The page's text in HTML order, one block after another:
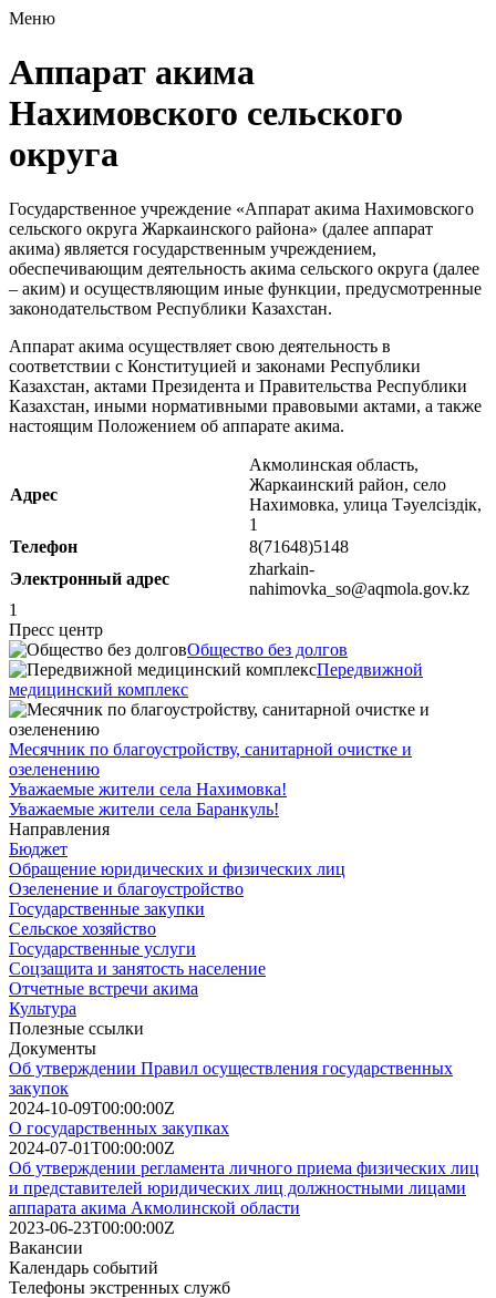
Меню
Аппарат акима
Нахимовского сельского
округа
Государственное учреждение «Аппарат акима Нахимовского
сельского округа Жаркаинского района» (далее аппарат
акима) является государственным учреждением,
обеспечивающим деятельность акима сельского округа (далее
– аким) и осуществляющим иные функции, предусмотренные
законодательством Республики Казахстан.
Аппарат акима осуществляет свою деятельность в
соответствии с Конституцией и законами Республики
Казахстан, актами Президента и Правительства Республики
Казахстан, иными нормативными правовыми актами, а также
настоящим Положением об аппарате акима.
Адрес
Акмолинская область,
Жаркаинский район, село
Нахимовка, улица Тәуелсіздік,
1
Телефон
8(71648)5148
Электронный адрес
zharkain-
nahimovka_so@aqmola.gov.kz
1
Пресс центр
Общество без долгов
Передвижной
медицинский комплекс
Месячник по благоустройству, санитарной очистке и
озеленению
Уважаемые жители села Нахимовка!
Уважаемые жители села Баранкуль!
Направления
Бюджет
Обращение юридических и физических лиц
Озеленение и благоустройство
Государственные закупки
Сельское хозяйство
Государственные услуги
Соцзащита и занятость население
Отчетные встречи акима
Культура
Полезные ссылки
Документы
Об утверждении Правил осуществления государственных
закупок
2024-10-09T00:00:00Z
О государственных закупках
2024-07-01T00:00:00Z
Об утверждении регламента личного приема физических лиц
и представителей юридических лиц должностными лицами
аппарата акима Акмолинской области
2023-06-23T00:00:00Z
Вакансии
Календарь событий
Телефоны экстренных служб